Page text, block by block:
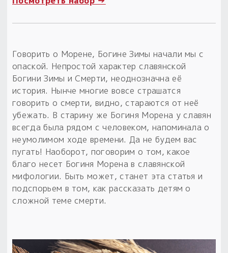
Новинки
Товары недели
Безоплатная доставка
на заказ от 4 тыс. руб. со скидкой
Оберег в подарок
к заказу от 3 тыс. руб.
Говорить о Морене, Богине Зимы начали мы с
опаской. Непростой характер славянской
Богини Зимы и Смерти, неоднозначна её
история. Нынче многие вовсе страшатся
говорить о смерти, видно, стараются от неё
убежать. В старину же Богиня Морена у славян
всегда была рядом с человеком, напоминала о
неумолимом ходе времени. Да не будем вас
пугать! Наоборот, поговорим о том, какое
благо несет Богиня Морена в славянской
мифологии. Быть может, станет эта статья и
подспорьем в том, как рассказать детям о
сложной теме смерти.